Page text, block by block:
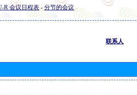
R 会议日程表 - 分节的会议
联系人